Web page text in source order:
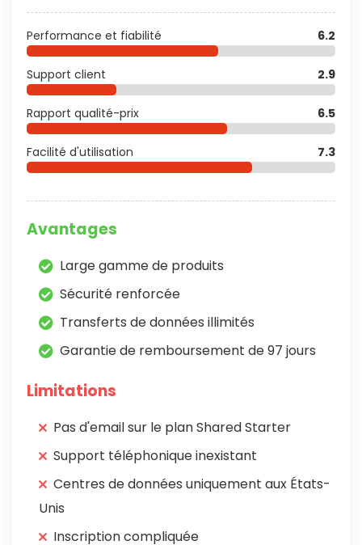
Performance et fiabilité 6.2
Support client 2.9
Rapport qualité-prix 6.5
Facilité d'utilisation 7.3
Avantages
Large gamme de produits
Sécurité renforcée
Transferts de données illimités
Garantie de remboursement de 97 jours
Limitations
Pas d'email sur le plan Shared Starter
Support téléphonique inexistant
Centres de données uniquement aux États-
Unis
Inscription compliquée